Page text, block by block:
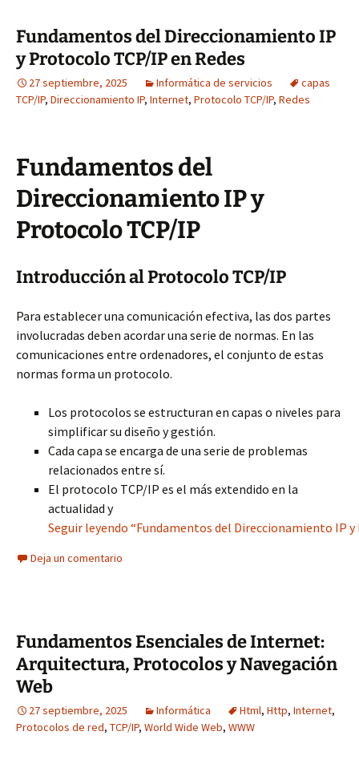
Fundamentos del Direccionamiento IP
y Protocolo TCP/IP en Redes
27 septiembre, 2025 Informática de servicios
capas
TCP/IP, Direccionamiento IP, Internet, Protocolo TCP/IP, Redes
Fundamentos del
Direccionamiento IP y
Protocolo TCP/IP
Introducción al Protocolo TCP/IP
Para establecer una comunicación efectiva, las dos partes
involucradas deben acordar una serie de normas. En las
comunicaciones entre ordenadores, el conjunto de estas
normas forma un protocolo.
Los protocolos se estructuran en capas o niveles para
simplificar su diseño y gestión.
Cada capa se encarga de una serie de problemas
relacionados entre sí.
El protocolo TCP/IP es el más extendido en la
actualidad y
Seguir leyendo “Fundamentos del Direccionamiento IP
Deja un comentario
Fundamentos Esenciales de Internet:
Arquitectura, Protocolos y Navegación
Web
27 septiembre, 2025 Informática Html, Http, Internet,
Protocolos de red, TCP/IP, World Wide Web, WWW